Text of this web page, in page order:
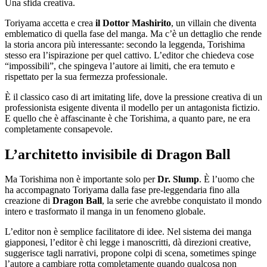
Una sfida creativa.
Toriyama accetta e crea il Dottor Mashirito, un villain che diventa
emblematico di quella fase del manga. Ma c’è un dettaglio che rende
la storia ancora più interessante: secondo la leggenda, Torishima
stesso era l’ispirazione per quel cattivo. L’editor che chiedeva cose
“impossibili”, che spingeva l’autore ai limiti, che era temuto e
rispettato per la sua fermezza professionale.
È il classico caso di art imitating life, dove la pressione creativa di un
professionista esigente diventa il modello per un antagonista fictizio.
E quello che è affascinante è che Torishima, a quanto pare, ne era
completamente consapevole.
L’architetto invisibile di Dragon Ball
Ma Torishima non è importante solo perDr. Slump. È l’uomo che
ha accompagnato Toriyama dalla fase pre-leggendaria fino alla
creazione di Dragon Ball, la serie che avrebbe conquistato il mondo
intero e trasformato il manga in un fenomeno globale.
L’editor non è semplice facilitatore di idee. Nel sistema dei manga
giapponesi, l’editor è chi legge i manoscritti, dà direzioni creative,
suggerisce tagli narrativi, propone colpi di scena, sometimes spinge
l’autore a cambiare rotta completamente quando qualcosa non